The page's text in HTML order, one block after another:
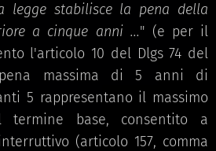
legge stabilisce la pena della
a cinque anni ..." (e per il
l'articolo 10 del Dlgs 74 del
massima di 5 anni di
5 rappresentano il massimo
termine base, consentito a
(articolo 157, comma